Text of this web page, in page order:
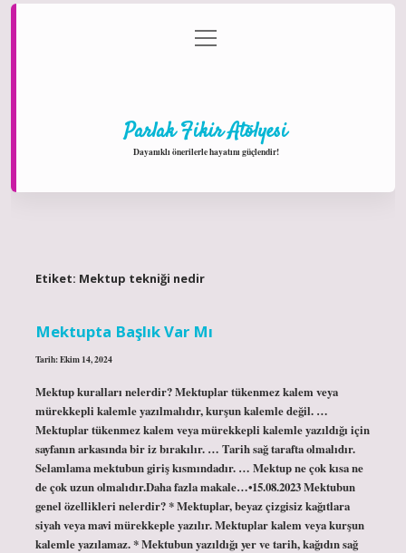
Gizlilik Politikası
menüyü
aç
Parlak Fikir Atölyesi
Dayanıklı önerilerle hayatını güçlendir!
Etiket: Mektup tekniği nedir
Mektupta Başlık Var Mı
Tarih: Ekim 14, 2024
Mektup kuralları nelerdir? Mektuplar tükenmez kalem veya
mürekkepli kalemle yazılmalıdır, kurşun kalemle değil. …
Mektuplar tükenmez kalem veya mürekkepli kalemle yazıldığı için
sayfanın arkasında bir iz bırakılır. … Tarih sağ tarafta olmalıdır.
Selamlama mektubun giriş kısmındadır. … Mektup ne çok kısa ne
de çok uzun olmalıdır.Daha fazla makale…•15.08.2023 Mektubun
genel özellikleri nelerdir? * Mektuplar, beyaz çizgisiz kağıtlara
siyah veya mavi mürekkeple yazılır. Mektuplar kalem veya kurşun
kalemle yazılamaz. * Mektubun yazıldığı yer ve tarih, kağıdın sağ